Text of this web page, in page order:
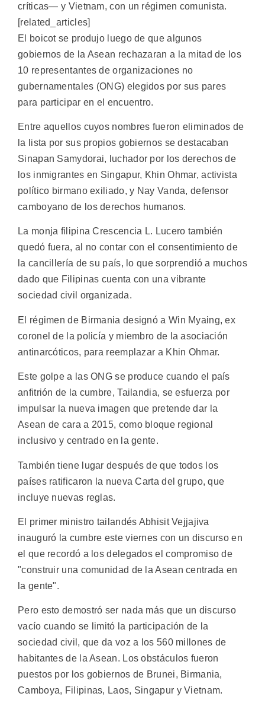
críticas— y Vietnam, con un régimen comunista.
[related_articles]
El boicot se produjo luego de que algunos
gobiernos de la Asean rechazaran a la mitad de los
10 representantes de organizaciones no
gubernamentales (ONG) elegidos por sus pares
para participar en el encuentro.
Entre aquellos cuyos nombres fueron eliminados de
la lista por sus propios gobiernos se destacaban
Sinapan Samydorai, luchador por los derechos de
los inmigrantes en Singapur, Khin Ohmar, activista
político birmano exiliado, y Nay Vanda, defensor
camboyano de los derechos humanos.
La monja filipina Crescencia L. Lucero también
quedó fuera, al no contar con el consentimiento de
la cancillería de su país, lo que sorprendió a muchos
dado que Filipinas cuenta con una vibrante
sociedad civil organizada.
El régimen de Birmania designó a Win Myaing, ex
coronel de la policía y miembro de la asociación
antinarcóticos, para reemplazar a Khin Ohmar.
Este golpe a las ONG se produce cuando el país
anfitrión de la cumbre, Tailandia, se esfuerza por
impulsar la nueva imagen que pretende dar la
Asean de cara a 2015, como bloque regional
inclusivo y centrado en la gente.
También tiene lugar después de que todos los
países ratificaron la nueva Carta del grupo, que
incluye nuevas reglas.
El primer ministro tailandés Abhisit Vejjajiva
inauguró la cumbre este viernes con un discurso en
el que recordó a los delegados el compromiso de
"construir una comunidad de la Asean centrada en
la gente".
Pero esto demostró ser nada más que un discurso
vacío cuando se limitó la participación de la
sociedad civil, que da voz a los 560 millones de
habitantes de la Asean. Los obstáculos fueron
puestos por los gobiernos de Brunei, Birmania,
Camboya, Filipinas, Laos, Singapur y Vietnam.